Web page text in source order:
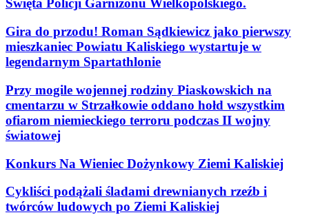
Święta Policji Garnizonu Wielkopolskiego.
Gira do przodu! Roman Sądkiewicz jako pierwszy
mieszkaniec Powiatu Kaliskiego wystartuje w
legendarnym Spartathlonie
Przy mogile wojennej rodziny Piaskowskich na
cmentarzu w Strzałkowie oddano hołd wszystkim
ofiarom niemieckiego terroru podczas II wojny
światowej
Konkurs Na Wieniec Dożynkowy Ziemi Kaliskiej
Cykliści podążali śladami drewnianych rzeźb i
twórców ludowych po Ziemi Kaliskiej